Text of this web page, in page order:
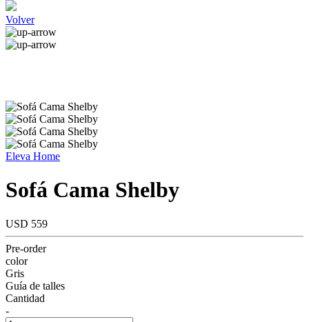
Volver
Eleva Home
Sofá Cama Shelby
USD 559
Pre-order
color
Gris
Guía de talles
Cantidad
-